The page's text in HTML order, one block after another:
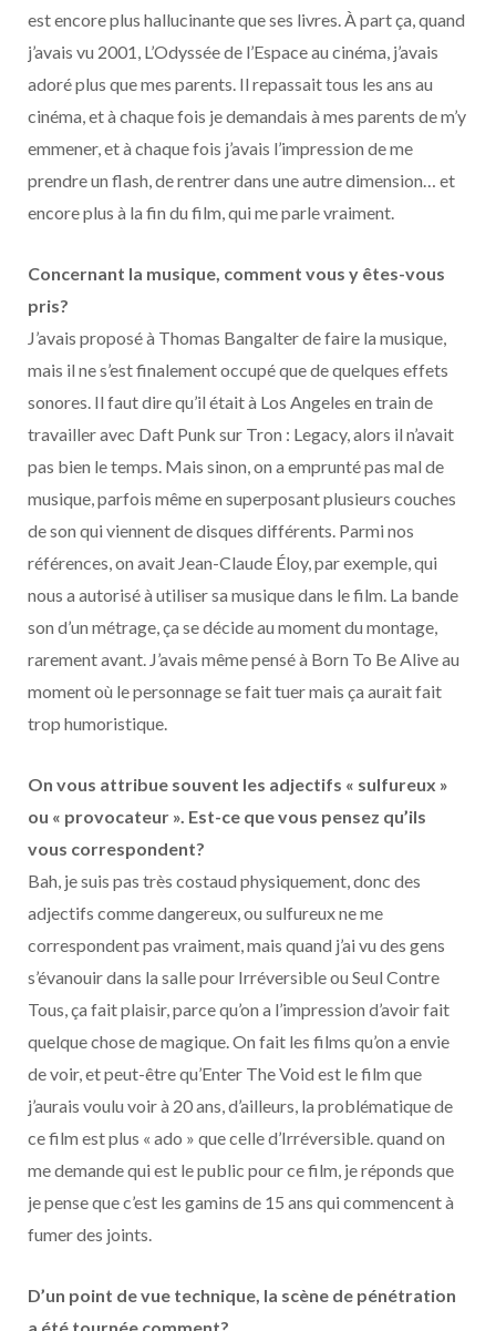
est encore plus hallucinante que ses livres. À part ça, quand
j’avais vu 2001, L’Odyssée de l’Espace au cinéma, j’avais
adoré plus que mes parents. Il repassait tous les ans au
cinéma, et à chaque fois je demandais à mes parents de m’y
emmener, et à chaque fois j’avais l’impression de me
prendre un flash, de rentrer dans une autre dimension… et
encore plus à la fin du film, qui me parle vraiment.
Concernant la musique, comment vous y êtes-vous
pris?
J’avais proposé à Thomas Bangalter de faire la musique,
mais il ne s’est finalement occupé que de quelques effets
sonores. Il faut dire qu’il était à Los Angeles en train de
travailler avec Daft Punk sur Tron : Legacy, alors il n’avait
pas bien le temps. Mais sinon, on a emprunté pas mal de
musique, parfois même en superposant plusieurs couches
de son qui viennent de disques différents. Parmi nos
références, on avait Jean-Claude Éloy, par exemple, qui
nous a autorisé à utiliser sa musique dans le film. La bande
son d’un métrage, ça se décide au moment du montage,
rarement avant. J’avais même pensé à Born To Be Alive au
moment où le personnage se fait tuer mais ça aurait fait
trop humoristique.
On vous attribue souvent les adjectifs « sulfureux »
ou « provocateur ». Est-ce que vous pensez qu’ils
vous correspondent?
Bah, je suis pas très costaud physiquement, donc des
adjectifs comme dangereux, ou sulfureux ne me
correspondent pas vraiment, mais quand j’ai vu des gens
s’évanouir dans la salle pour Irréversible ou Seul Contre
Tous, ça fait plaisir, parce qu’on a l’impression d’avoir fait
quelque chose de magique. On fait les films qu’on a envie
de voir, et peut-être qu’Enter The Void est le film que
j’aurais voulu voir à 20 ans, d’ailleurs, la problématique de
ce film est plus « ado » que celle d’Irréversible. quand on
me demande qui est le public pour ce film, je réponds que
je pense que c’est les gamins de 15 ans qui commencent à
fumer des joints.
D’un point de vue technique, la scène de pénétration